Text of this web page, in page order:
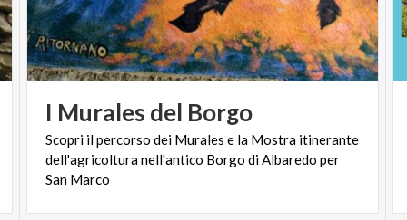
I Murales del Borgo
Scopri il percorso dei Murales e la Mostra itinerante
dell'agricoltura nell'antico Borgo di Albaredo per
San Marco